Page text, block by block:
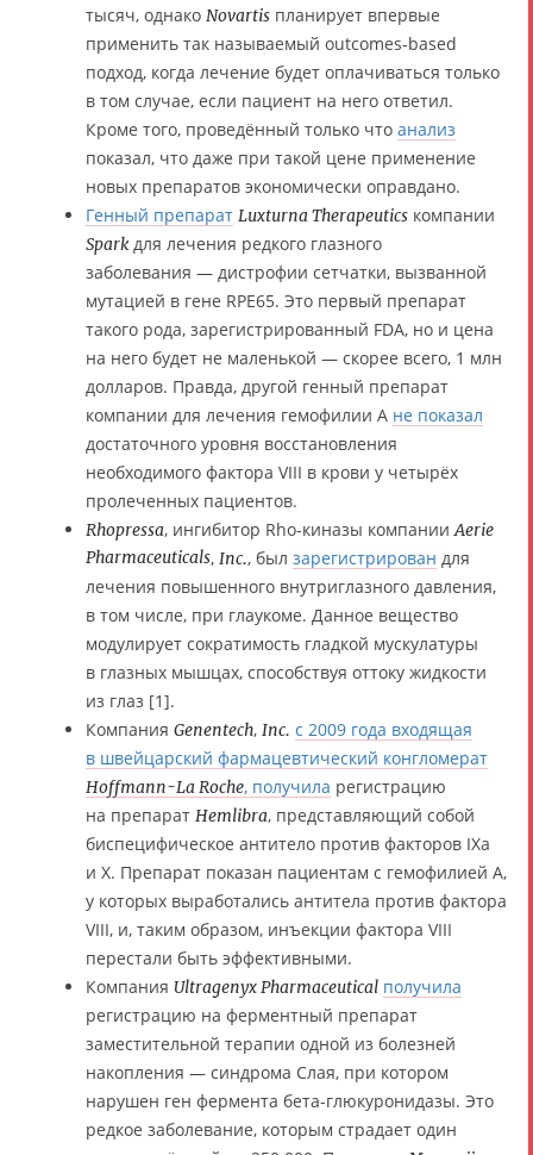
тысяч, однако Novartis планирует впервые
применить так называемый outcomes-based
подход, когда лечение будет оплачиваться только
в том случае, если пациент на него ответил.
Кроме того, проведённый только что анализ
показал, что даже при такой цене применение
новых препаратов экономически оправдано.
Генный препарат Luxturna Therapeutics компании
Sparkдля лечения редкого глазного
заболевания — дистрофии сетчатки, вызванной
мутацией в гене RPE65. Это первый препарат
такого рода, зарегистрированный FDA, но и цена
на него будет не маленькой — скорее всего, 1 млн
долларов. Правда, другой генный препарат
компании для лечения гемофилии A не показал
достаточного уровня восстановления
необходимого фактора VIII в крови у четырёх
пролеченных пациентов.
Rhopressa, ингибитор Rho-киназы компанииAerie
Pharmaceuticals, Inc., был зарегистрирован для
лечения повышенного внутриглазного давления,
в том числе, при глаукоме. Данное вещество
модулирует сократимость гладкой мускулатуры
в глазных мышцах, способствуя оттоку жидкости
из глаз [1].
Компания Genentech, Inc. с 2009 года входящая
в швейцарский фармацевтический конгломерат
Hoffmann-La Roche, получила регистрацию
на препарат Hemlibra, представляющий собой
биспецифическое антитело против факторов IXa
и X. Препарат показан пациентам с гемофилией A,
у которых выработались антитела против фактора
VIII, и, таким образом, инъекции фактора VIII
перестали быть эффективными.
Компания Ultragenyx Pharmaceutical получила
регистрацию на ферментный препарат
заместительной терапии одной из болезней
накопления — синдрома Слая, при котором
нарушен ген фермента бета-глюкуронидазы. Это
редкое заболевание, которым страдает один